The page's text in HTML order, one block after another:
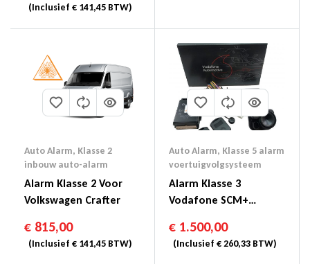
(Inclusief € 141,45 BTW)
Auto Alarm, Klasse 2
inbouw auto-alarm
Alarm Klasse 2 Voor
Volkswagen Crafter
€ 815,00
(Inclusief € 141,45 BTW)
Auto Alarm, Klasse 5 alarm
voertuigvolgsysteem
Alarm Klasse 3
Vodafone SCM+
Voertuigvolgsysteem
Klasse 4 = Klasse 5
€ 1.500,00
(Inclusief €260,33 BTW)